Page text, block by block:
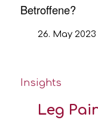
Betroffene?
26. May 2023
Insights
Leg